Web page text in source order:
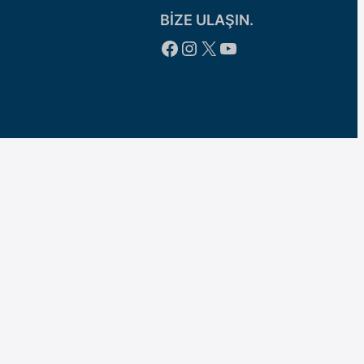
BİZE ULAŞIN.
Facebook
Instagram
X YouTube